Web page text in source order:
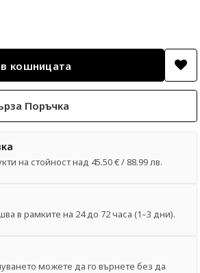
Поръчка
на стойност над 45.50 € / 88.99 лв.
в рамките на 24 до 72 часа (1–3 дни).
можете да го върнете без да